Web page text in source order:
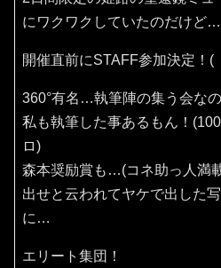
にワクワクしていたのだけど…
開催直前にSTAFF参加決定！(⁠
360°有名…執筆陣の集う会な
私も執筆した事あるもん！
ロ)
森本奨励賞も…(コネ助っ人満
出せと云われてヤケで出した
に…
エリート集団！